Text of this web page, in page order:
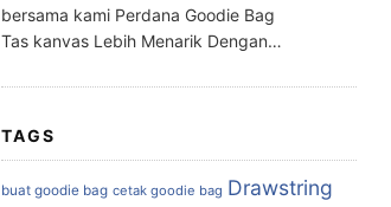
bersama kami Perdana Goodie Bag
Tas kanvas Lebih Menarik Dengan…
TAGS
buat goodie bag cetak goodie bag Drawstring